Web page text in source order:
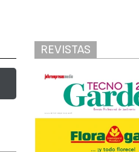
REVISTAS